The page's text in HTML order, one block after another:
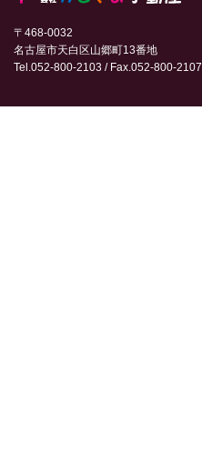
〒468-0032
名古屋市天白区山郷町13番地
Tel.052-800-2103 / Fax.052-800-2107